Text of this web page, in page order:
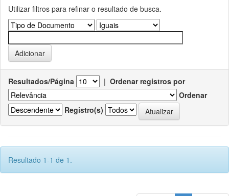
Utilizar filtros para refinar o resultado de busca.
Resultados/Página | Ordenar registros por
Ordenar
Registro(s)
Resultado 1-1 de 1.